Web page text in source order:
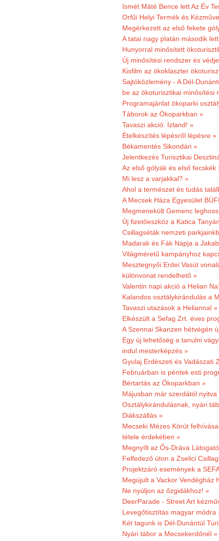
Ismét Máté Bence lett Az Év
Orfűi Helyi Termék és
Megérkezett az első fekete
A tatai nagy platán második
Hunyorral minősített
Új minősítési rendszer és
Kisfilm az ökoklaszter
Sajtóközlemény - A Dél-
be az ökoturisztikai minősítési
Programajánlat ökoparki
Táborok az Ökoparkban »
Tavaszi akció: Izland! »
Ételkészítés lépésről lépésre »
Békamentés Sikondán »
Jelentkezés Turisztikai
Az első gólyák és első fecskék
Mi lesz a varjakkal? »
Ahol a természet és tudás
A Mecsek Háza Egyesület
Megmenekült Gemenc
Új fizetőeszköz a Katica
Csillagséták nemzeti
Madarak és Fák Napja a
Világméretű kampányhoz
Mesztegnyői Erdei Vasút
különvonat rendelhető »
Valentin napi akció a Helian
Kalandos osztálykirándulás a
Tavaszi utazások a Heliannal »
Elkészült a Sefag Zrt. éves
A Szennai Skanzen hétvégén
Egy új lehetőség a tanulni
indul mesterképzés »
Gyulaj Erdészeti és Vadászati
Februárban is péntek esti
Bértartás az Ökoparkban »
Májusban már szerdától
Osztálykirándulásnak, nyári
Diákszállás »
Mecseki Mézes Körút
tétele érdekében »
Megnyílt az Ős-Dráva
Felfedező úton a Zselici
Projektzáró események a
Megújult a Vackor Vendégház
Ne nyúljon az őzgidákhoz! »
DeerParade - Street Art
Levegőtisztítás magyar módra
Két tagunk is Dél-Dunántúl
Nyári tábor a Mecsekerdőnél »